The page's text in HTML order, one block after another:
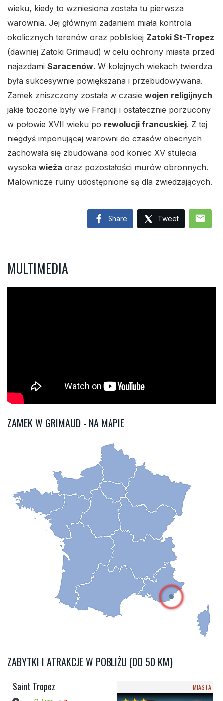
wieku, kiedy to wzniesiona została tu pierwsza
warownia. Jej głównym zadaniem miała kontrola
okolicznych terenów oraz pobliskiej Zatoki St-Tropez
(dawniej Zatoki Grimaud) w celu ochrony miasta przed
najazdami Saracenów. W kolejnych wiekach twierdza
była sukcesywnie powiększana i przebudowywana.
Zamek zniszczony została w czasie wojen religijnych
jakie toczone były we Francji i ostatecznie porzucony
w połowie XVII wieku po rewolucji francuskiej. Z tej
niegdyś imponującej warowni do czasów obecnych
zachowała się zbudowana pod koniec XV stulecia
wysoka wieża oraz pozostałości murów obronnych.
Malownicze ruiny udostępnione są dla zwiedzających.
Share Tweet mail
MULTIMEDIA
ZAMEK W GRIMAUD - NA MAPIE
ZABYTKI I ATRAKCJE W POBLIŻU (DO 50 KM)
Saint Tropez MIASTA